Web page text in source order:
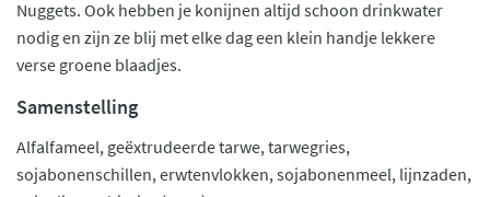
Nuggets. Ook hebben je konijnen altijd schoon drinkwater
nodig en zijn ze blij met elke dag een klein handje lekkere
verse groene blaadjes.
Samenstelling
Alfalfameel, geëxtrudeerde tarwe, tarwegries,
sojabonenschillen, erwtenvlokken, sojabonenmeel, lijnzaden,